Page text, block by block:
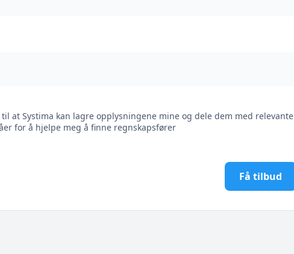
til at Systima kan lagre opplysningene mine og dele dem med relevante
for å hjelpe meg å finne regnskapsfører
Få tilbud